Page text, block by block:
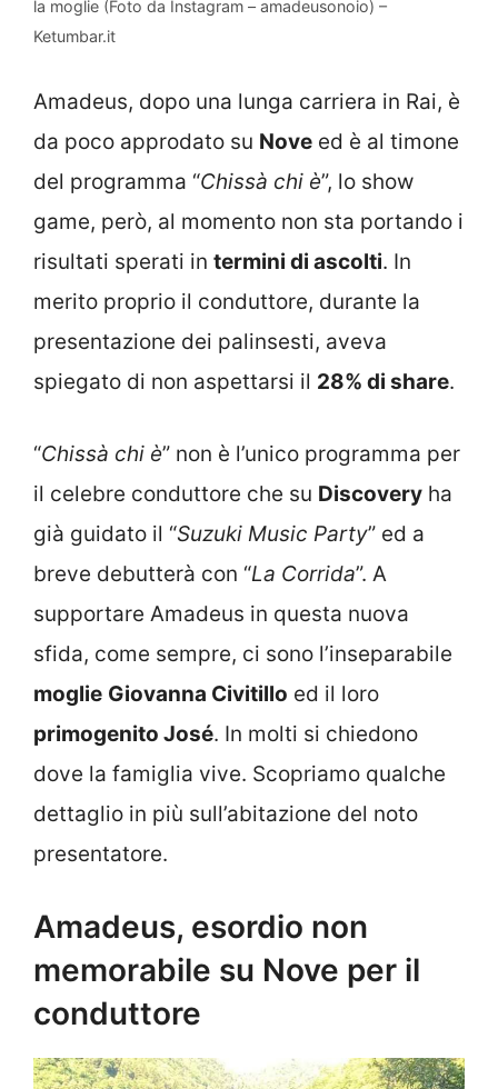
la moglie (Foto da Instagram – amadeusonoio) –
Ketumbar.it
Amadeus, dopo una lunga carriera in Rai, è
da poco approdato su Nove ed è al timone
del programma “Chissà chi è”, lo show
game, però, al momento non sta portando i
risultati sperati in termini di ascolti. In
merito proprio il conduttore, durante la
presentazione dei palinsesti, aveva
spiegato di non aspettarsi il 28% di share.
“Chissà chi è” non è l’unico programma per
il celebre conduttore che su Discovery ha
già guidato il “Suzuki Music Party” ed a
breve debutterà con “La Corrida”. A
supportare Amadeus in questa nuova
sfida, come sempre, ci sono l’inseparabile
moglie Giovanna Civitillo ed il loro
primogenito José. In molti si chiedono
dove la famiglia vive. Scopriamo qualche
dettaglio in più sull’abitazione del noto
presentatore.
Amadeus, esordio non
memorabile su Nove per il
conduttore